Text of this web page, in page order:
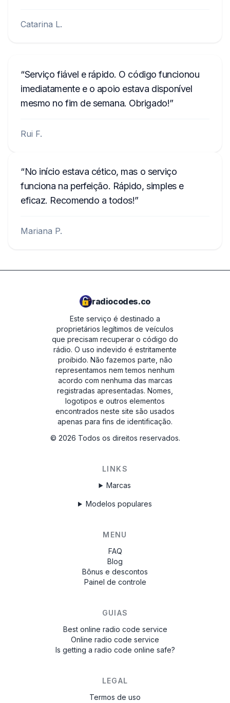
Catarina L.
Serviço fiável e rápido. O código funcionou
imediatamente e o apoio estava disponível
mesmo no fim de semana. Obrigado!
Rui F.
No início estava cético, mas o serviço
funciona na perfeição. Rápido, simples e
eficaz. Recomendo a todos!
Mariana P.
radiocodes.co
Este serviço é destinado a
proprietários legítimos de veículos
que precisam recuperar o código do
rádio. O uso indevido é estritamente
proibido. Não fazemos parte, não
representamos nem temos nenhum
acordo com nenhuma das marcas
registradas apresentadas. Nomes,
logotipos e outros elementos
encontrados neste site são usados
apenas para fins de identificação.
© 2026 Todos os direitos reservados.
LINKS
Marcas
Modelos populares
MENU
FAQ
Blog
Bônus e descontos
Painel de controle
GUIAS
Best online radio code service
Online radio code service
Is getting a radio code online safe?
LEGAL
Termos de uso